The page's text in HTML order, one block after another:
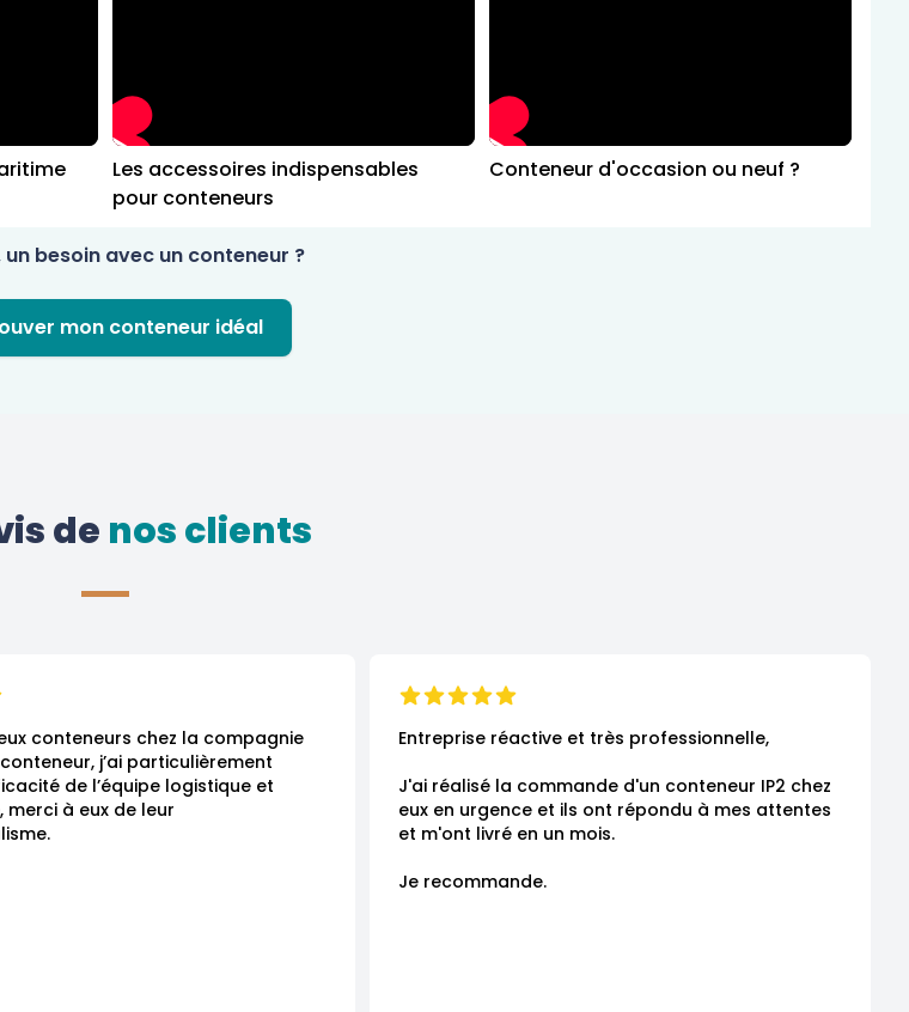
Les accessoires indispensables
pour conteneurs
Conteneur d'occasion ou neuf ?
besoin avec un conteneur ?
mon conteneur idéal
de nos clients
conteneurs chez la compagnie
j’ai particulièrement
de l’équipe logistique et
merci à eux de leur
Entreprise réactive et très professionnelle,
J'ai réalisé la commande d'un conteneur IP2 chez
eux en urgence et ils ont répondu à mes attentes
et m'ont livré en un mois.
Je recommande.